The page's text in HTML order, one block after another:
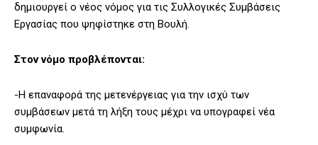
δημιουργεί ο νέος νόμος για τις Συλλογικές Συμβάσεις
Εργασίας που ψηφίστηκε στη Βουλή.
Στον νόμο προβλέπονται:
-Η επαναφορά της μετενέργειας για την ισχύ των
συμβάσεων μετά τη λήξη τους μέχρι να υπογραφεί νέα
συμφωνία.